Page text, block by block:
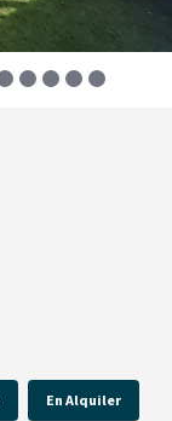
En Alquiler